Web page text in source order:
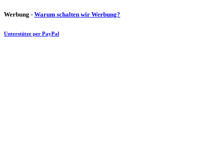
Werbung - Warum schalten wir Werbung?
Unterstütze per PayPal